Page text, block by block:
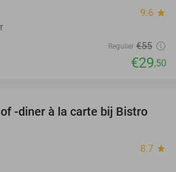
9.6 star
Regulier €55
€29,50
41%
-diner à la carte bij Bistro
8.7 star